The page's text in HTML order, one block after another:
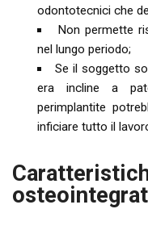
odontotecnici che
Non permette
nel lungo periodo;
Se il soggetto
era incline a
perimplantite
inficiare tutto il